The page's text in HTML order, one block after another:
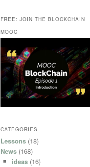
FREE: JOIN THE BLOCKCHAIN
MOOC
CATEGORIES
Lessons (18)
News (168)
ideas(16)